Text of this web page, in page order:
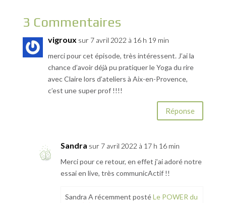
3 Commentaires
vigroux sur 7 avril 2022 à 16 h 19 min
merci pour cet épisode, très intéressent. J’ai la
chance d’avoir déjà pu pratiquer le Yoga du rire
avec Claire lors d’ateliers à Aix-en-Provence,
c’est une super prof !!!!
Réponse
Sandra sur 7 avril 2022 à 17 h 16 min
Merci pour ce retour, en effet j’ai adoré notre
essai en live, très communicActif !!
Sandra A récemment postéLe POWER du